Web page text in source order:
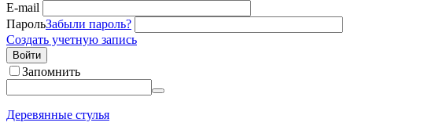
E-mail
ПарольЗабыли пароль?
Создать учетную запись
Войти
Запомнить
Деревянные стулья